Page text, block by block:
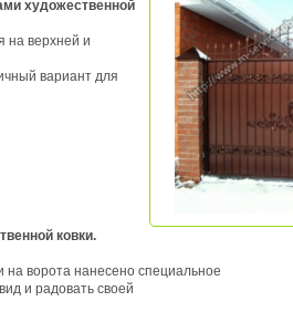
художественной
на верхней и
вариант для
ковки.
ворота нанесено специальное
и радовать своей